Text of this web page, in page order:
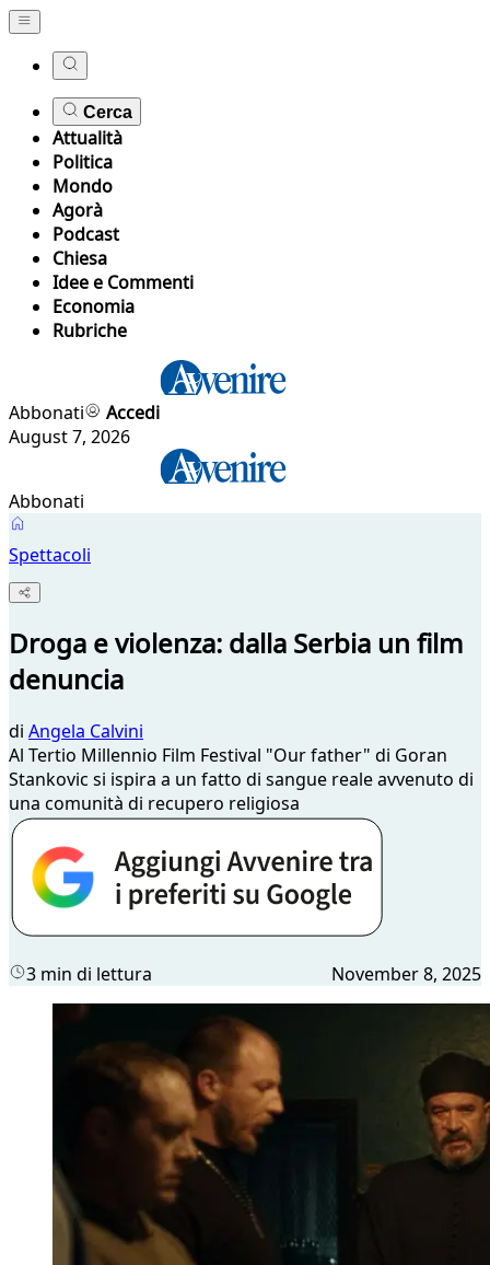
Cerca
Attualità
Politica
Mondo
Agorà
Podcast
Chiesa
Idee e Commenti
Economia
Rubriche
Abbonati
Accedi
August 7, 2026
Abbonati
Spettacoli
Droga e violenza: dalla Serbia un film
denuncia
di Angela Calvini
Al Tertio Millennio Film Festival "Our father" di Goran
Stankovic si ispira a un fatto di sangue reale avvenuto di
una comunità di recupero religiosa
3 min di lettura November 8, 2025